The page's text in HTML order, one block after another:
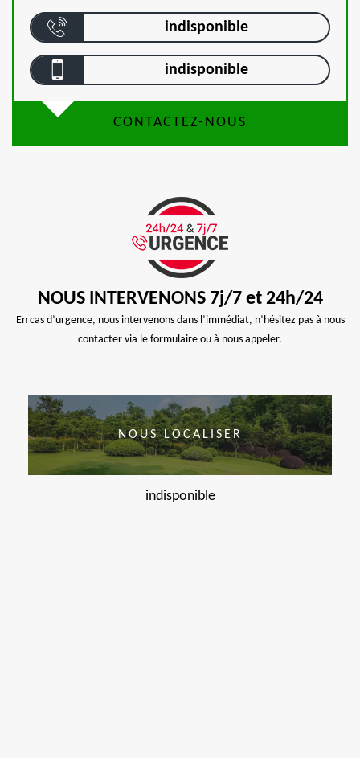
indisponible
indisponible
CONTACTEZ-NOUS
NOUS INTERVENONS 7j/7 et 24h/24
En cas d’urgence, nous intervenons dans l’immédiat, n’hésitez pas à nous
contacter via le formulaire ou à nous appeler.
NOUS LOCALISER
indisponible